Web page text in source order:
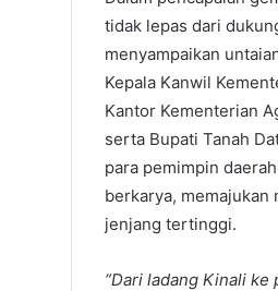
tidak lepas dari
menyampaikan
Kepala Kanwil
Kantor Kementerian
serta Bupati Tanah
para pemimpin
berkarya, memajukan
jenjang tertinggi.
“Dari ladang Kinali